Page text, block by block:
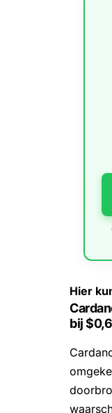
Hier
bij